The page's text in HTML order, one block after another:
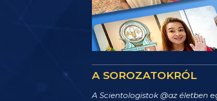
A SOROZATOKRÓL
A Scientologistok @az életben